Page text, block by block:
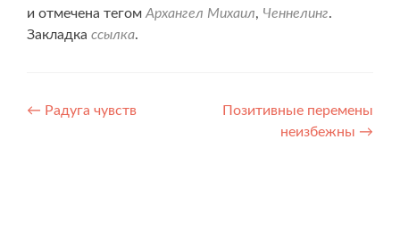
и отмечена тегом Архангел Михаил, Ченнелинг.
Закладка ссылка.
Навигация
← Радуга чувств
Позитивные перемены
неизбежны →